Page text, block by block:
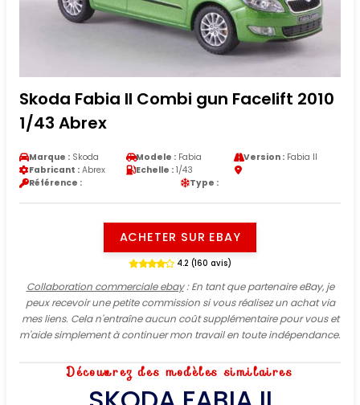
Skoda Fabia II Combi gun Facelift 2010
1/43 Abrex
Marque : Skoda Modele : Fabia Version :Fabia II
Fabricant : Abrex Echelle : 1/43
Référence :
Type :
ACHETER SUR EBAY
4.2 (160 avis)
Collaboration commerciale ebay: En tant que partenaire eBay, je
peux recevoir une petite commission si vous réalisez un achat via
mes liens. Cela n'entraîne aucun coût supplémentaire pour vous et
m'aide simplement à continuer mon travail en toute indépendance.
Découvrez des modèles similaires